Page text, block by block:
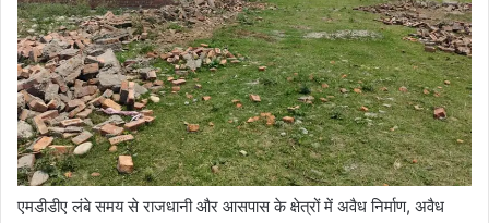
एमडीडीए लंबे समय से राजधानी और आसपास के क्षेत्रों में अवैध निर्माण, अवैध